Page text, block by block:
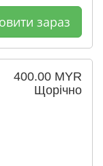
зараз
400.00 MYR
Щорічно